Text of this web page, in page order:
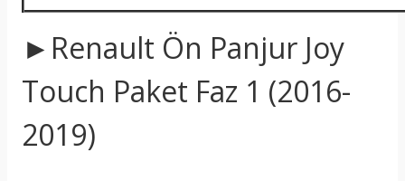
►Renault Ön Panjur Joy
Touch Paket Faz 1 (2016-
2019)